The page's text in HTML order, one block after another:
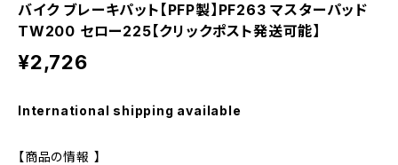
バイク ブレーキパット【PFP製】PF263 マスターパッド
TW200 セロー225【クリックポスト発送可能】
¥2,726
International shipping available
【商品の情報 】